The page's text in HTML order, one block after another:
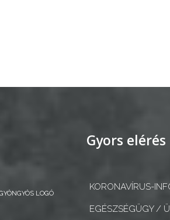
Gyors elérés
KORONAVÍRUS-
EGÉSZSÉGÜGY /